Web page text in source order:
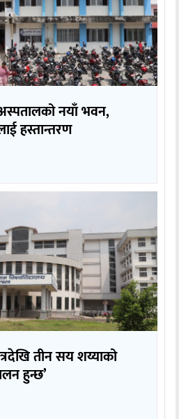
नयाँ भवन,
हस्तान्तरण
तीन सय शय्याको
हुन्छ’